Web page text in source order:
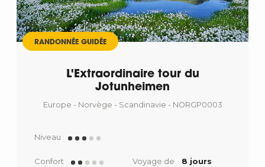
RANDONNÉE GUIDÉE
L'Extraordinaire tour du
Jotunheimen
Europe - Norvège - Scandinavie - NORGP0003
Niveau
Confort Voyage de 8 jours